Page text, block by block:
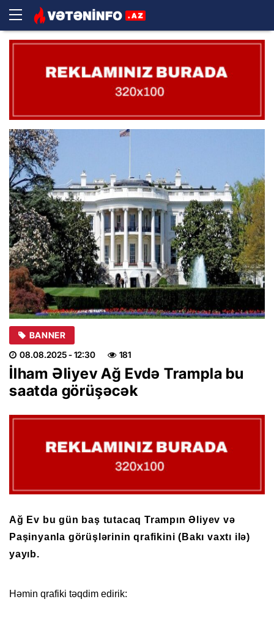
BANNER
08.08.2025- 12:30 181
İlham Əliyev Ağ Evdə Trampla bu
saatda görüşəcək
Ağ Ev bu gün baş tutacaq Trampın Əliyev və
Paşinyanla görüşlərinin qrafikini (Bakı vaxtı ilə)
yayıb.
Həmin qrafiki təqdim edirik: